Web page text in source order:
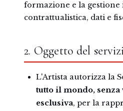
formazione e la
contrattualistica, dati e
2. Oggetto del
L'Artista autorizza la
tutto il mondo,
esclusiva, per la